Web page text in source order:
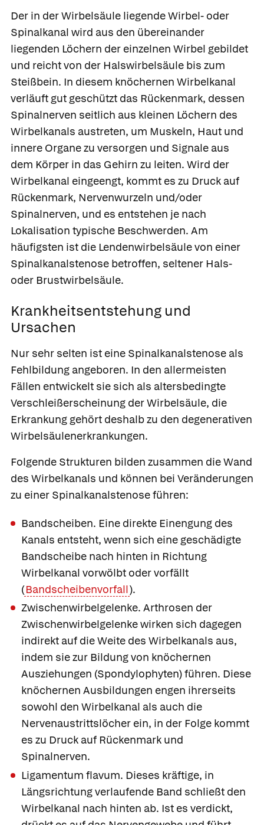
Der in der Wirbelsäule liegende Wirbel- oder
Spinalkanal wird aus den übereinander
liegenden Löchern der einzelnen Wirbel gebildet
und reicht von der Halswirbelsäule bis zum
Steißbein. In diesem knöchernen Wirbelkanal
verläuft gut geschützt das Rückenmark, dessen
Spinalnerven seitlich aus kleinen Löchern des
Wirbelkanals austreten, um Muskeln, Haut und
innere Organe zu versorgen und Signale aus
dem Körper in das Gehirn zu leiten. Wird der
Wirbelkanal eingeengt, kommt es zu Druck auf
Rückenmark, Nervenwurzeln und/oder
Spinalnerven, und es entstehen je nach
Lokalisation typische Beschwerden. Am
häufigsten ist die Lendenwirbelsäule von einer
Spinalkanalstenose betroffen, seltener Hals-
oder Brustwirbelsäule.
Krankheitsentstehung und
Ursachen
Nur sehr selten ist eine Spinalkanalstenose als
Fehlbildung angeboren. In den allermeisten
Fällen entwickelt sie sich als altersbedingte
Verschleißerscheinung der Wirbelsäule, die
Erkrankung gehört deshalb zu den degenerativen
Wirbelsäulenerkrankungen.
Folgende Strukturen bilden zusammen die Wand
des Wirbelkanals und können bei Veränderungen
zu einer Spinalkanalstenose führen:
Bandscheiben. Eine direkte Einengung des
Kanals entsteht, wenn sich eine geschädigte
Bandscheibe nach hinten in Richtung
Wirbelkanal vorwölbt oder vorfällt
(Bandscheibenvorfall).
Zwischenwirbelgelenke. Arthrosen der
Zwischenwirbelgelenke wirken sich dagegen
indirekt auf die Weite des Wirbelkanals aus,
indem sie zur Bildung von knöchernen
Ausziehungen (Spondylophyten) führen. Diese
knöchernen Ausbildungen engen ihrerseits
sowohl den Wirbelkanal als auch die
Nervenaustrittslöcher ein, in der Folge kommt
es zu Druck auf Rückenmark und
Spinalnerven.
Ligamentum flavum. Dieses kräftige, in
Längsrichtung verlaufende Band schließt den
Wirbelkanal nach hinten ab. Ist es verdickt,